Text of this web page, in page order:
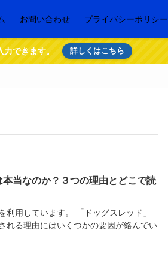
お問い合わせ プライバシーポリシー
力できます。 詳しくはこちら
当なのか？３つの理由とどこで読
利用しています。 「ドッグスレッド」
れる理由にはいくつかの要因が絡んでい